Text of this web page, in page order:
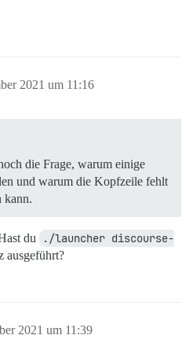
2021 um 11:16
die Frage, warum einige
und warum die Kopfzeile fehlt
kann.
du
./launcher discourse-
ausgeführt?
2021 um 11:39